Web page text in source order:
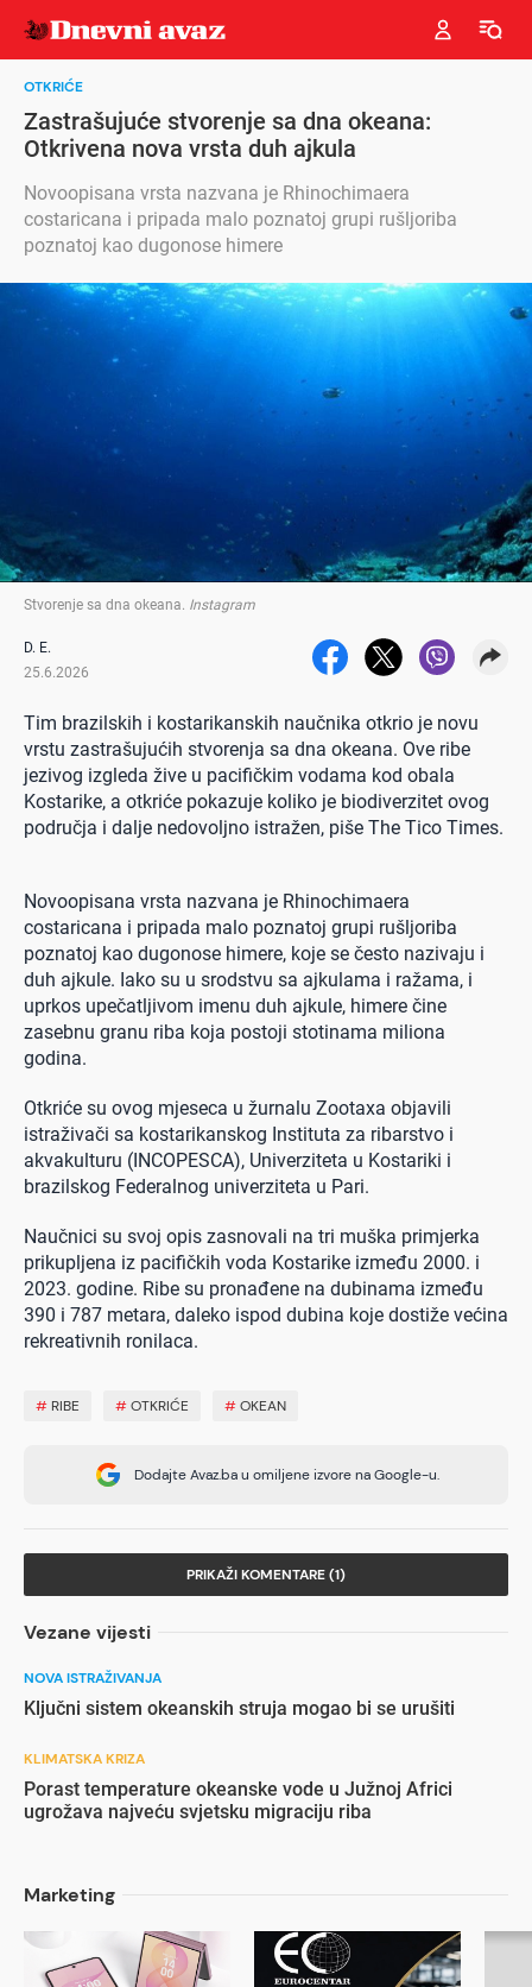
OTKRIĆE
Zastrašujuće stvorenje sa dna okeana:
Otkrivena nova vrsta duh ajkula
Novoopisana vrsta nazvana je Rhinochimaera
costaricana i pripada malo poznatoj grupi rušljoriba
poznatoj kao dugonose himere
Stvorenje sa dna okeana. Instagram
D. E.
25.6.2026
Tim brazilskih i kostarikanskih naučnika otkrio je novu
vrstu zastrašujućih stvorenja sa dna okeana. Ove ribe
jezivog izgleda žive u pacifičkim vodama kod obala
Kostarike, a otkriće pokazuje koliko je biodiverzitet ovog
područja i dalje nedovoljno istražen, piše The Tico Times.
Novoopisana vrsta nazvana je Rhinochimaera
costaricana i pripada malo poznatoj grupi rušljoriba
poznatoj kao dugonose himere, koje se često nazivaju i
duh ajkule. Iako su u srodstvu sa ajkulama i ražama, i
uprkos upečatljivom imenu duh ajkule, himere čine
zasebnu granu riba koja postoji stotinama miliona
godina.
Otkriće su ovog mjeseca u žurnalu Zootaxa objavili
istraživači sa kostarikanskog Instituta za ribarstvo i
akvakulturu (INCOPESCA), Univerziteta u Kostariki i
brazilskog Federalnog univerziteta u Pari.
Naučnici su svoj opis zasnovali na tri muška primjerka
prikupljena iz pacifičkih voda Kostarike između 2000. i
2023. godine. Ribe su pronađene na dubinama između
390 i 787 metara, daleko ispod dubina koje dostiže većina
rekreativnih ronilaca.
# RIBE #OTKRIĆE #OKEAN
Dodajte Avaz.ba u omiljene izvore na Google-u.
PRIKAŽI KOMENTARE (1)
Vezane vijesti
NOVA ISTRAŽIVANJA
Ključni sistem okeanskih struja mogao bi se urušiti
KLIMATSKA KRIZA
Porast temperature okeanske vode u Južnoj Africi
ugrožava najveću svjetsku migraciju riba
Marketing